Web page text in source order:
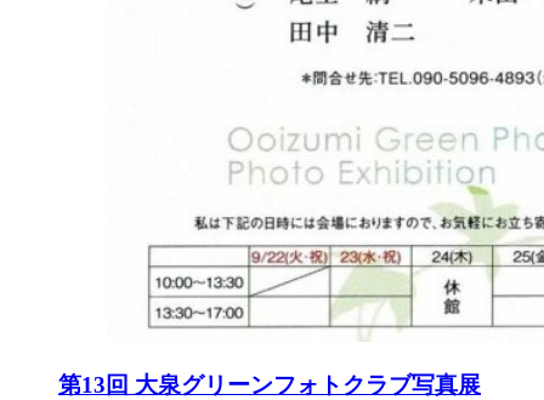
第13回 大泉グリーンフォトクラブ写真展